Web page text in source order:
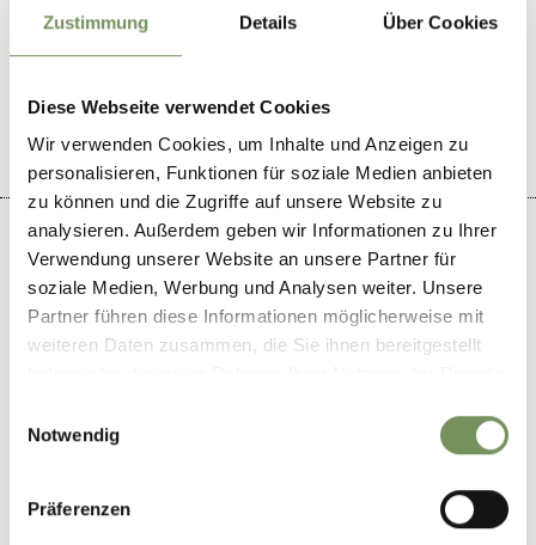
Zustimmung Details Über Cookies
Diese Webseite verwendet Cookies
Wir verwenden Cookies, um Inhalte und Anzeigen zu
personalisieren, Funktionen für soziale Medien anbieten
zu können und die Zugriffe auf unsere Website zu
analysieren. Außerdem geben wir Informationen zu Ihrer
Verwendung unserer Website an unsere Partner für
soziale Medien, Werbung und Analysen weiter. Unsere
Partner führen diese Informationen möglicherweise mit
weiteren Daten zusammen, die Sie ihnen bereitgestellt
Notwendig
Präferenzen
WAR DER INHALT FÜR DICH HILFREICH?
+
−